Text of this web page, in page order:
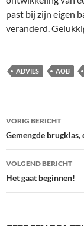
past bij zijn eigen
veranderd.
ADVIES AOB
Bericht
navigatie
VORIG BERICHT
Gemengde
VOLGEND BERICHT
Het gaat beginnen!